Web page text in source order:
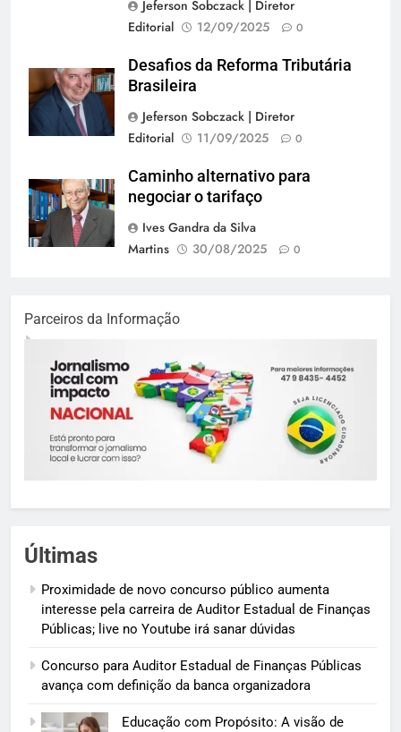
Jeferson Sobczack | Diretor
Editorial
12/09/2025 0
Desafios da Reforma Tributária
Brasileira
Jeferson Sobczack | Diretor
Editorial
11/09/2025 0
Caminho alternativo para
negociar o tarifaço
Ives Gandra da Silva
Martins
30/08/2025 0
Parceiros da Informação
Últimas
Proximidade de novo concurso público aumenta
interesse pela carreira de Auditor Estadual de Finanças
Públicas; live no Youtube irá sanar dúvidas
Concurso para Auditor Estadual de Finanças Públicas
avança com definição da banca organizadora
Educação com Propósito: A visão de